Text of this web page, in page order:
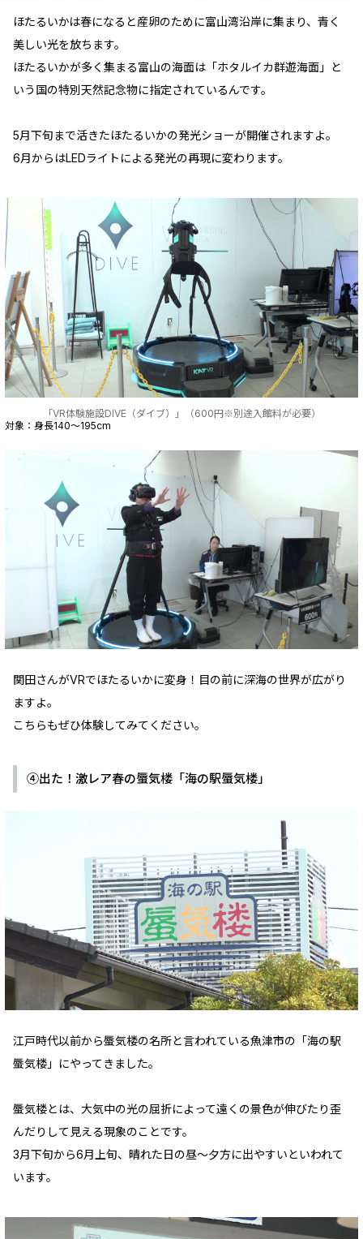
ほたるいかは春になると産卵のために富山湾沿岸に集まり、青く
美しい光を放ちます。
ほたるいかが多く集まる富山の海面は「ホタルイカ群遊海面」と
いう国の特別天然記念物に指定されているんです。
5月下旬まで活きたほたるいかの発光ショーが開催されますよ。
6月からはLEDライトによる発光の再現に変わります。
「VR体験施設DIVE（ダイブ）」（600円※別途入館料が必要）
対象：身長140～195cm
関田さんがVRでほたるいかに変身！目の前に深海の世界が広がり
ますよ。
こちらもぜひ体験してみてください。
④出た！激レア春の蜃気楼「海の駅蜃気楼」
江戸時代以前から蜃気楼の名所と言われている魚津市の「海の駅
蜃気楼」にやってきました。
蜃気楼とは、大気中の光の屈折によって遠くの景色が伸びたり歪
んだりして見える現象のことです。
3月下旬から6月上旬、晴れた日の昼～夕方に出やすいといわれて
います。